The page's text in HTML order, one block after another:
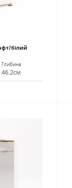
білий
Глибина
46.2см